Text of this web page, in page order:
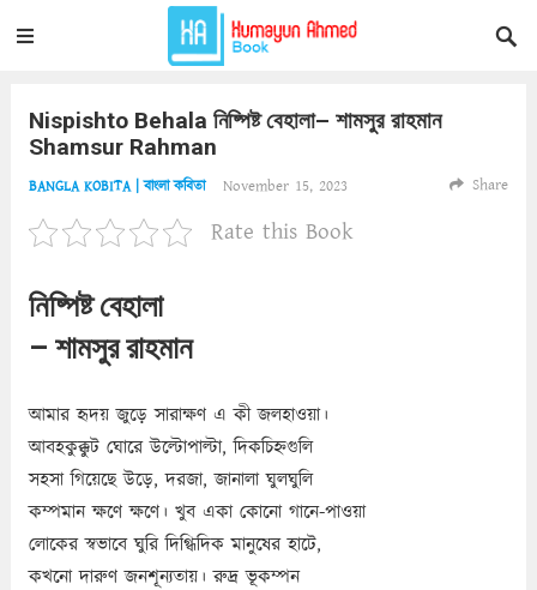
Nispishto Behala নিষ্পিষ্ট বেহালা– শামসুর রাহমান
Shamsur Rahman
BANGLA KOBITA | বাংলা কবিতা November 15, 2023 Share
Rate this Book
নিষ্পিষ্ট বেহালা
– শামসুর রাহমান
আমার হৃদয় জুড়ে সারাক্ষণ এ কী জলহাওয়া।
আবহকুক্কুট ঘোরে উল্টোপাল্টা, দিকচিহ্নগুলি
সহসা গিয়েছে উড়ে, দরজা, জানালা ঘুলঘুলি
কম্পমান ক্ষণে ক্ষণে। খুব একা কোনো গানে-পাওয়া
লোকের স্বভাবে ঘুরি দিগ্ধিদিক মানুষের হাটে,
কখনো দারুণ জনশূন্যতায়। রুদ্র ভূকম্পন